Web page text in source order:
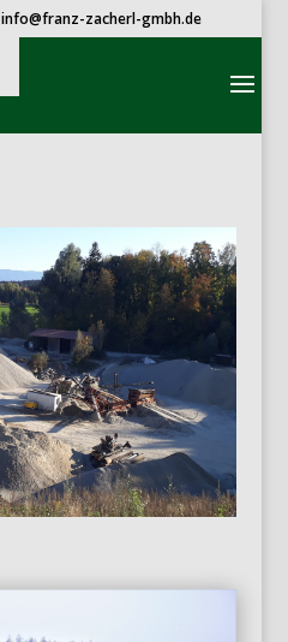
info@franz-zacherl-gmbh.de